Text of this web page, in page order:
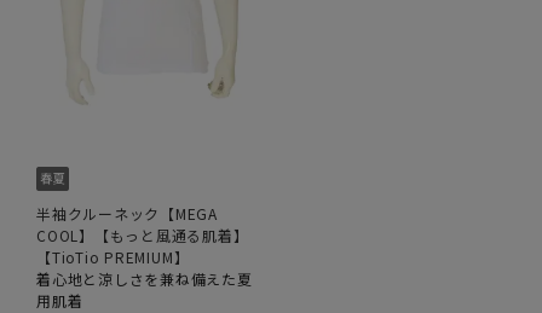
半袖クルーネック【MEGA
COOL】【もっと風通る肌着】
【TioTio PREMIUM】
着心地と涼しさを兼ね備えた夏
用肌着